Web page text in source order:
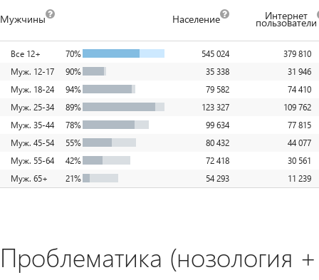
Мужчины Население Интернет
пользователи
Все 12+ 70% 545 024
379 810
Муж. 12-17
90% 35 338
31 946
Муж. 18-24
94% 79 582
74 410
Муж. 25-34
89% 123 327
109 762
Муж. 35-44
78% 99 634
77 815
Муж. 45-54
55% 80 432
44 077
Муж. 55-64
42% 72 418
30 561
Муж. 65+
21% 54 293 11 239
Проблематика (нозология +